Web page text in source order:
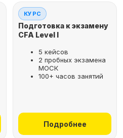
КУРС
Подготовка к экзамену
CFA Level I
5 кейсов
2 пробных экзамена
МОСК
100+ часов занятий
Подробнее